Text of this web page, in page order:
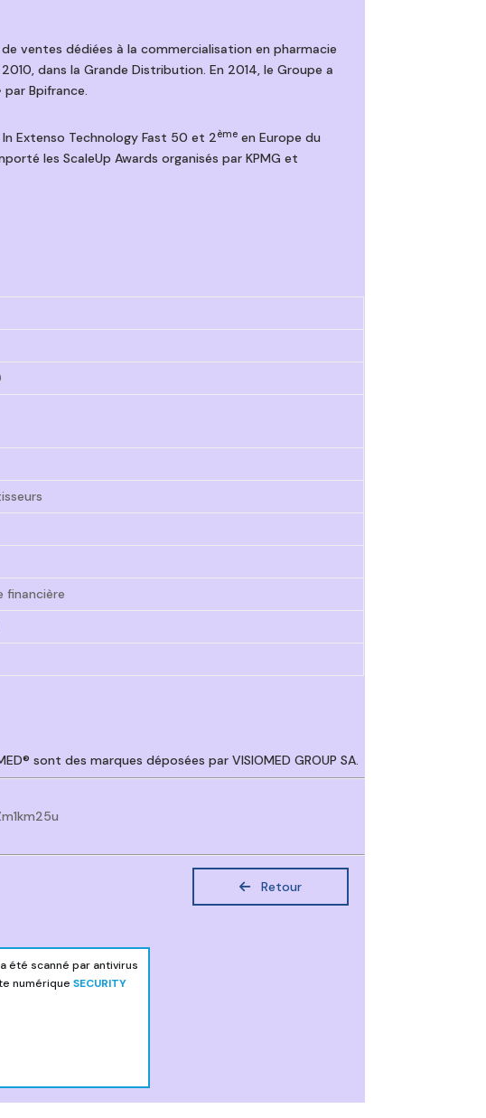
ventes dédiées à la commercialisation en pharmacie
dans la Grande Distribution. En 2014, le Groupe a
par Bpifrance.
Extenso Technology Fast 50 et 2ème en Europe du
les ScaleUp Awards organisés par KPMG et
financière
sont des marques déposées par VISIOMED GROUP SA.
Retour
été scanné par antivirus
numérique SECURITY